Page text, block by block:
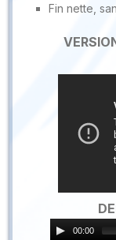
Fin nette,
00:00